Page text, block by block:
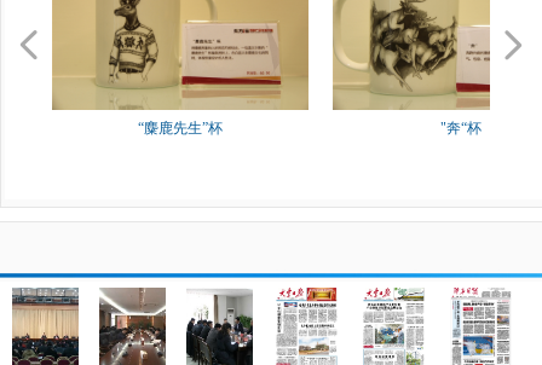
“麋鹿先生”杯 "奔“杯
넳 넲